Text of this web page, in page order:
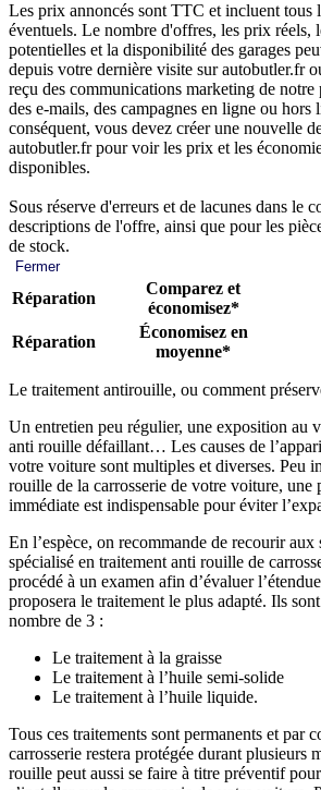
Les prix annoncés sont TTC et incluent tous
éventuels. Le nombre d'offres, les prix réels,
potentielles et la disponibilité des garages
depuis votre dernière visite sur autobutler.fr
reçu des communications marketing de notre
des e-mails, des campagnes en ligne ou hors
conséquent, vous devez créer une nouvelle
autobutler.fr pour voir les prix et les
disponibles.
Sous réserve d'erreurs et de lacunes dans le
descriptions de l'offre, ainsi que pour les
de stock.
Fermer
Réparation
Comparez et
économisez*
Réparation
Économisez en
moyenne*
Le traitement antirouille, ou comment
Un entretien peu régulier, une exposition au
anti rouille défaillant… Les causes de
votre voiture sont multiples et diverses. Peu
rouille de la carrosserie de votre voiture, une
immédiate est indispensable pour éviter
En l’espèce, on recommande de recourir aux
spécialisé en traitement anti rouille de
procédé à un examen afin d’évaluer
proposera le traitement le plus adapté. Ils
nombre de 3 :
Le traitement à la graisse
Le traitement à l’huile semi-solide
Le traitement à l’huile liquide.
Tous ces traitements sont permanents et par
carrosserie restera protégée durant plusieurs
rouille peut aussi se faire à titre préventif